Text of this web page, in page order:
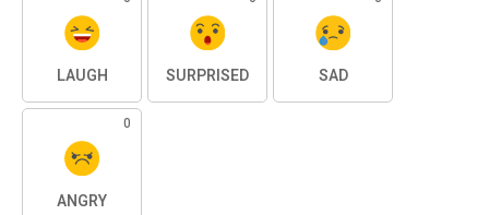
LAUGH SURPRISED SAD
0
ANGRY